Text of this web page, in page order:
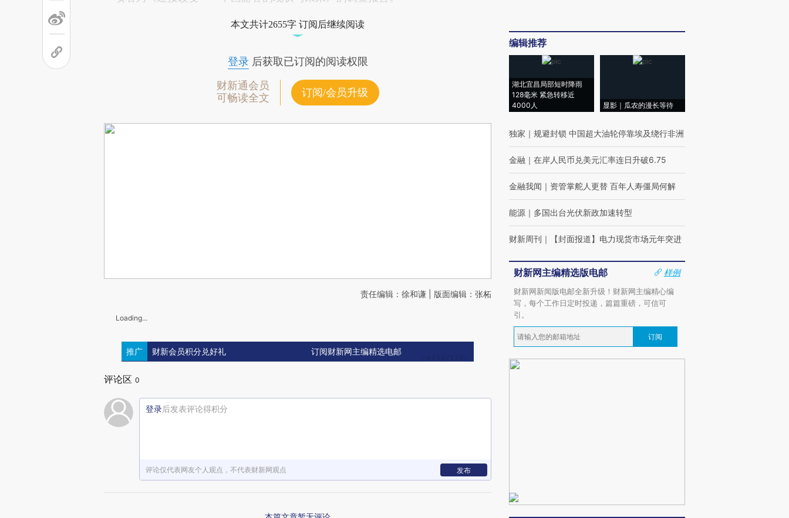
本文共计2655字 订阅后继续阅读
登录后获取已订阅的阅读权限
财新通会员
可畅读全文
订阅/会员升级
责任编辑：徐和谦 | 版面编辑：张柘
Loading...
推广 财新会员积分兑好礼 订阅财新网主编精选电邮
评论区 0
登录后发表评论得积分
评论仅代表网友个人观点，不代表财新网观点 发布
编辑推荐
湖北宜昌局部短时降雨
128毫米 紧急转移近
4000人
显影｜瓜农的漫长等待
独家 ｜ 规避封锁 中国超大油轮停靠埃及绕行非洲
金融 ｜ 在岸人民币兑美元汇率连日升破6.75
金融我闻 ｜ 资管掌舵人更替 百年人寿僵局何解
能源 ｜ 多国出台光伏新政加速转型
财新周刊 ｜ 【封面报道】电力现货市场元年突进
财新网主编精选版电邮
样例
财新网新闻版电邮全新升级！财新网主编精心编
写，每个工作日定时投递，篇篇重磅，可信可
引。
订阅